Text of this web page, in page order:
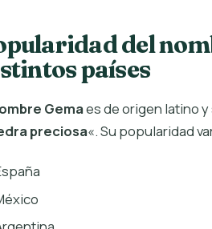
del
países
Gemaes de origen latino
preciosa«. Su popularidad